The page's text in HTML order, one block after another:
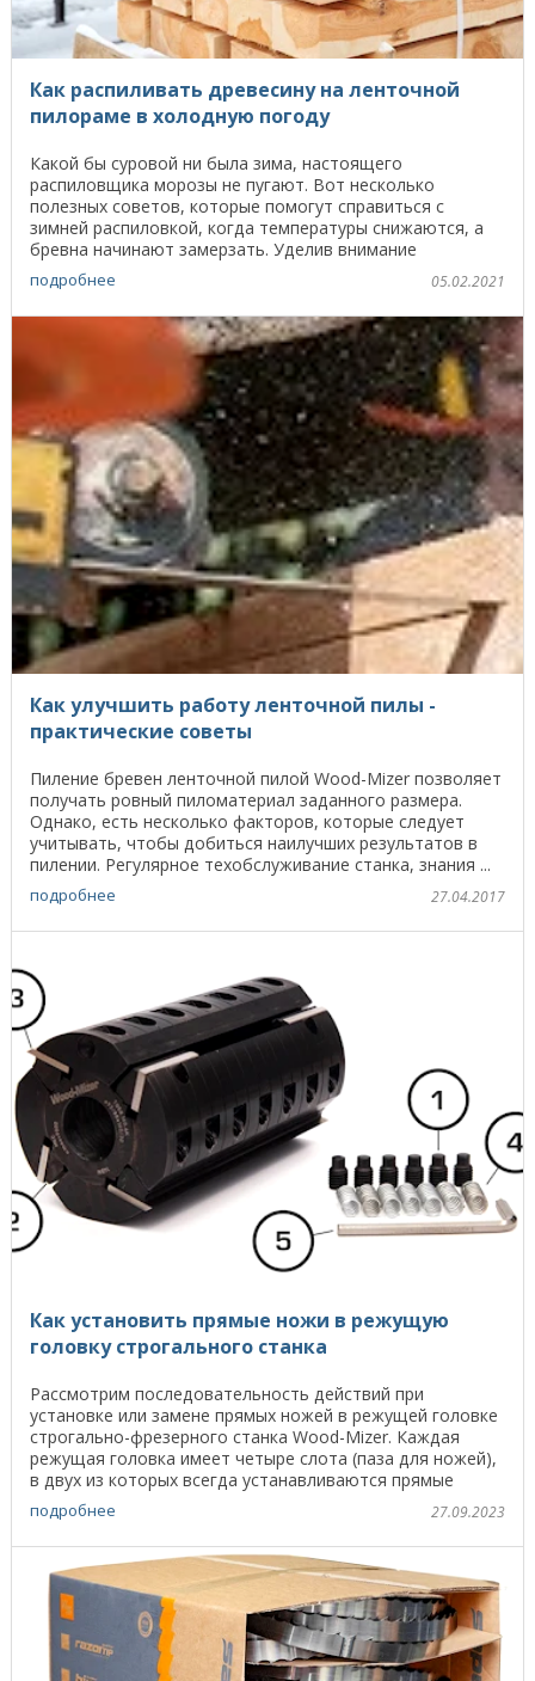
Как распиливать древесину на ленточной
пилораме в холодную погоду
Какой бы суровой ни была зима, настоящего
распиловщика морозы не пугают. Вот несколько
полезных советов, которые помогут справиться с
зимней распиловкой, когда температуры снижаются, а
бревна начинают замерзать. Уделив внимание
надлежащему ...
подробнее 05.02.2021
Как улучшить работу ленточной пилы -
практические советы
Пиление бревен ленточной пилой Wood-Mizer позволяет
получать ровный пиломатериал заданного размера.
Однако, есть несколько факторов, которые следует
учитывать, чтобы добиться наилучших результатов в
пилении. Регулярное техобслуживание станка, знания ...
подробнее 27.04.2017
Как установить прямые ножи в режущую
головку строгального станка
Рассмотрим последовательность действий при
установке или замене прямых ножей в режущей головке
строгально-фрезерного станка Wood-Mizer. Каждая
режущая головка имеет четыре слота (паза для ножей),
в двух из которых всегда устанавливаются прямые
ножи, ...
подробнее 27.09.2023